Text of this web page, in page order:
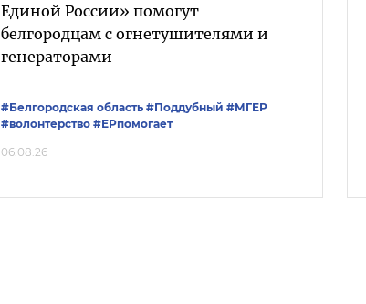
Единой России» помогут
белгородцам с огнетушителями и
генераторами
#Белгородская область #Поддубный #‎МГЕР‬
#волонтерство #ЕРпомогает
06.08.26